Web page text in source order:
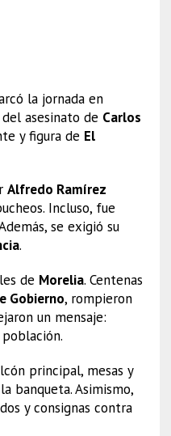
la jornada en
asesinato de Carlos
y figura de El
Alfredo Ramírez
Incluso, fue
se exigió su
.
de Morelia. Centenas
Gobierno, rompieron
un mensaje:
principal, mesas y
banqueta. Asimismo,
y consignas contra